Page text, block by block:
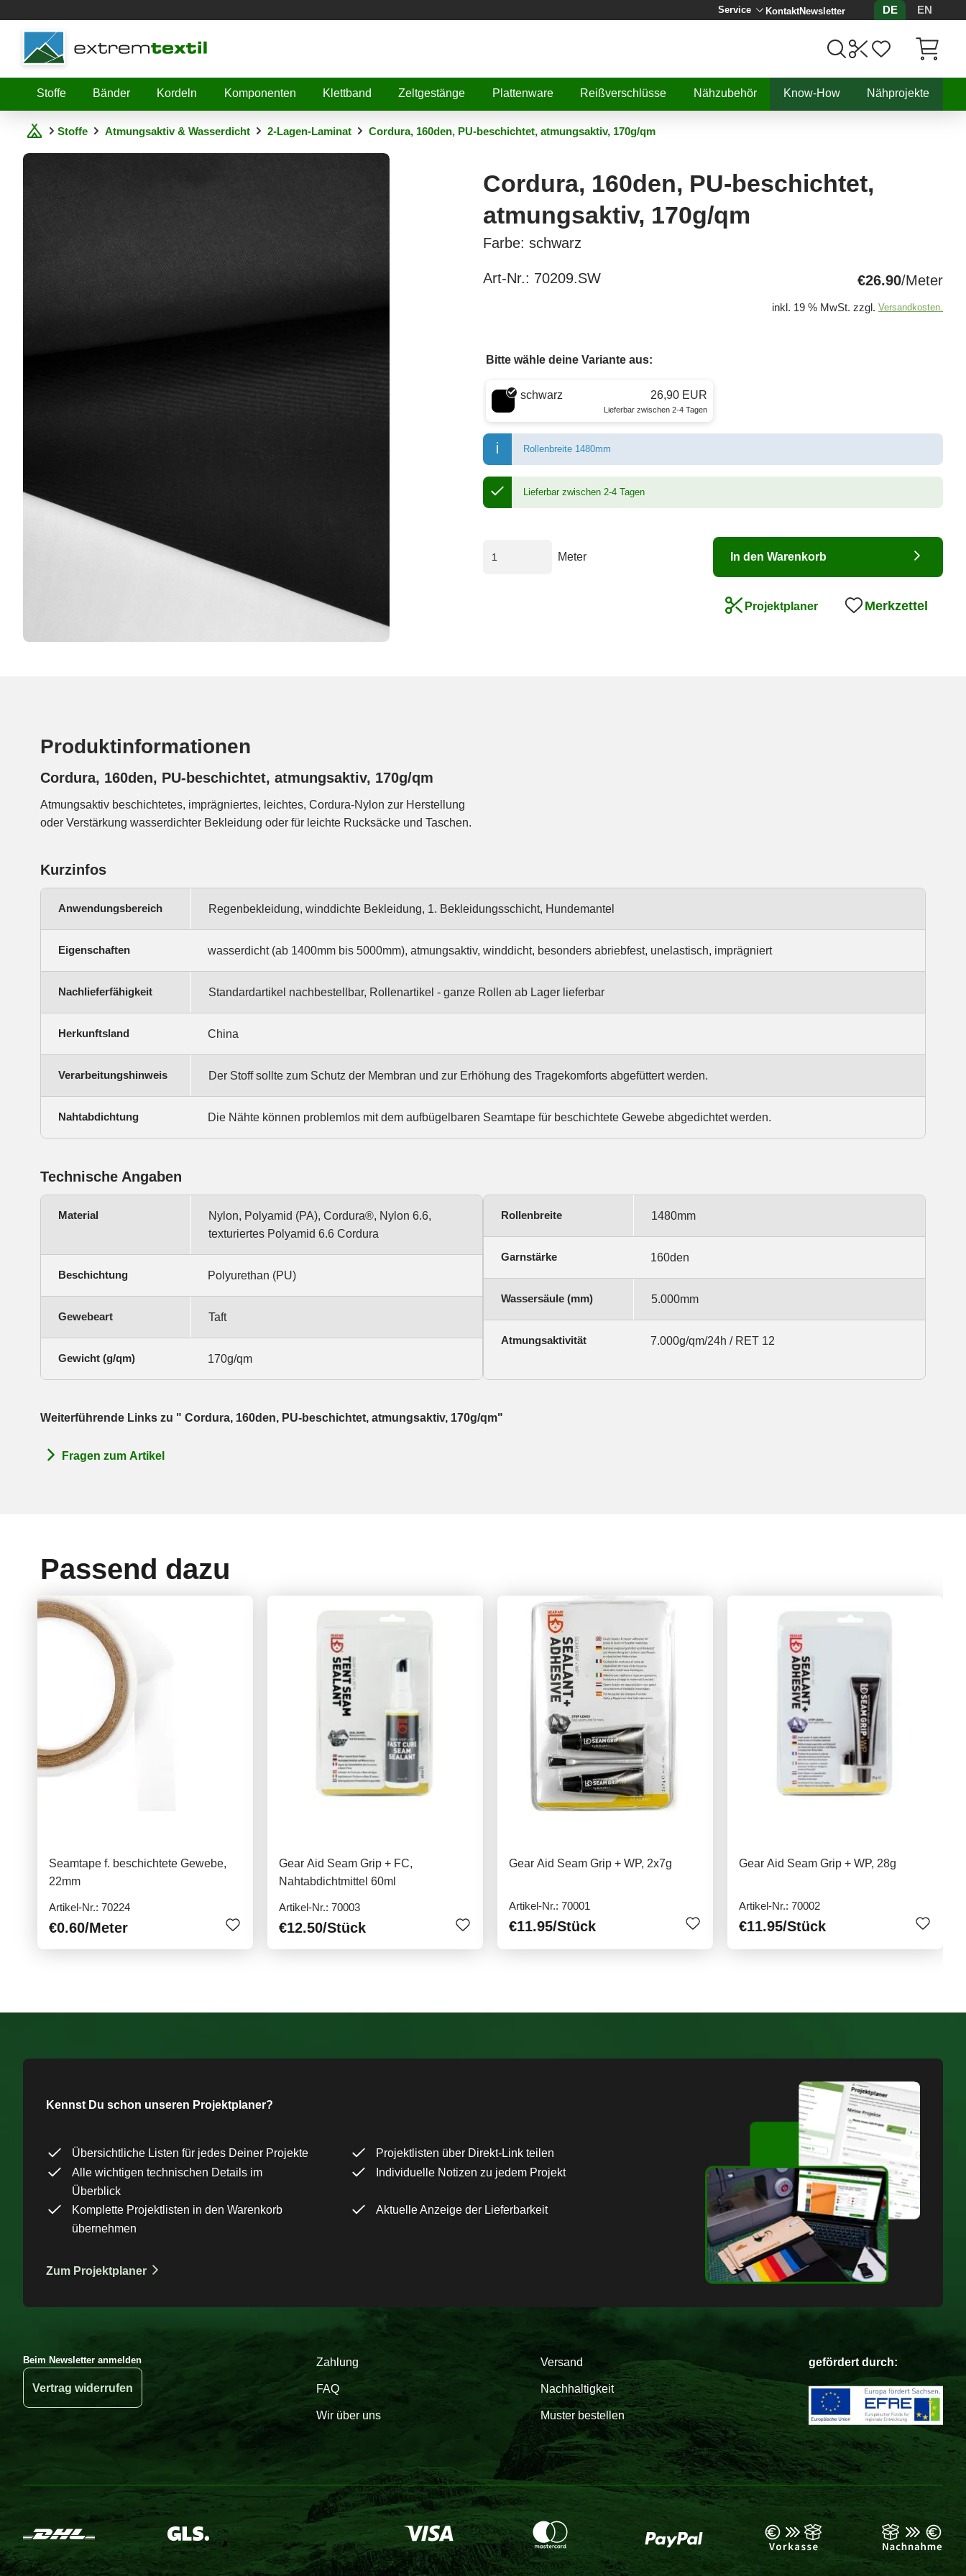
Service KontaktNewsletter DE
EN
Shopware
Stoffe
Bänder Kordeln Komponenten Klettband Zeltgestänge Plattenware Reißverschlüsse Nähzubehör Know-How Nähprojekte
Stoffe Atmungsaktiv & Wasserdicht 2-Lagen-Laminat Cordura, 160den, PU-beschichtet, atmungsaktiv, 170g/qm
Cordura, 160den, PU-beschichtet,
atmungsaktiv, 170g/qm
Farbe: schwarz
Art-Nr.: 70209.SW €26.90/Meter
inkl. 19 % MwSt. zzgl. Versandkosten.
Bitte wähle deine Variante aus:
Wähle eine Farbe
schwarz 26,90 EUR
Lieferbar zwischen 2-4 Tagen
Rollenbreite 1480mm
Lieferbar zwischen 2-4 Tagen
Meter In den Warenkorb
Projektplaner Merkzettel
Produktinformationen
Cordura, 160den, PU-beschichtet, atmungsaktiv, 170g/qm
Atmungsaktiv beschichtetes, imprägniertes, leichtes, Cordura-Nylon zur Herstellung
oder Verstärkung wasserdichter Bekleidung oder für leichte Rucksäcke und Taschen.
Kurzinfos
Anwendungsbereich Regenbekleidung, winddichte Bekleidung, 1. Bekleidungsschicht, Hundemantel
Eigenschaften wasserdicht (ab 1400mm bis 5000mm), atmungsaktiv, winddicht, besonders abriebfest, unelastisch, imprägniert
Nachlieferfähigkeit Standardartikel nachbestellbar, Rollenartikel - ganze Rollen ab Lager lieferbar
Herkunftsland China
Verarbeitungshinweis Der Stoff sollte zum Schutz der Membran und zur Erhöhung des Tragekomforts abgefüttert werden.
Nahtabdichtung Die Nähte können problemlos mit dem aufbügelbaren Seamtape für beschichtete Gewebe abgedichtet werden.
Technische Angaben
Material
Nylon, Polyamid (PA), Cordura®, Nylon 6.6,
texturiertes Polyamid 6.6 Cordura
Beschichtung Polyurethan (PU)
Gewebeart Taft
Gewicht (g/qm) 170g/qm
Rollenbreite 1480mm
Garnstärke 160den
Wassersäule (mm) 5.000mm
Atmungsaktivität 7.000g/qm/24h / RET 12
Weiterführende Links zu " Cordura, 160den, PU-beschichtet, atmungsaktiv, 170g/qm"
Fragen zum Artikel
Passend dazu
Seamtape f. beschichtete Gewebe,
22mm
Artikel-Nr.: 70224
€0.60/Meter
Gear Aid Seam Grip + FC,
Nahtabdichtmittel 60ml
Artikel-Nr.: 70003
€12.50/Stück
Gear Aid Seam Grip + WP, 2x7g
Artikel-Nr.: 70001
€11.95/Stück
Gear Aid Seam Grip + WP, 28g
Artikel-Nr.: 70002
€11.95/Stück
Kennst Du schon unseren Projektplaner?
Übersichtliche Listen für jedes Deiner Projekte
Projektlisten über Direkt-Link teilen
Alle wichtigen technischen Details im
Überblick
Individuelle Notizen zu jedem Projekt
Komplette Projektlisten in den Warenkorb
übernehmen
Aktuelle Anzeige der Lieferbarkeit
Zum Projektplaner
Beim Newsletter anmelden
Vertrag widerrufen
Zahlung Versand
FAQ Nachhaltigkeit
Wir über uns Muster bestellen
gefördert durch: